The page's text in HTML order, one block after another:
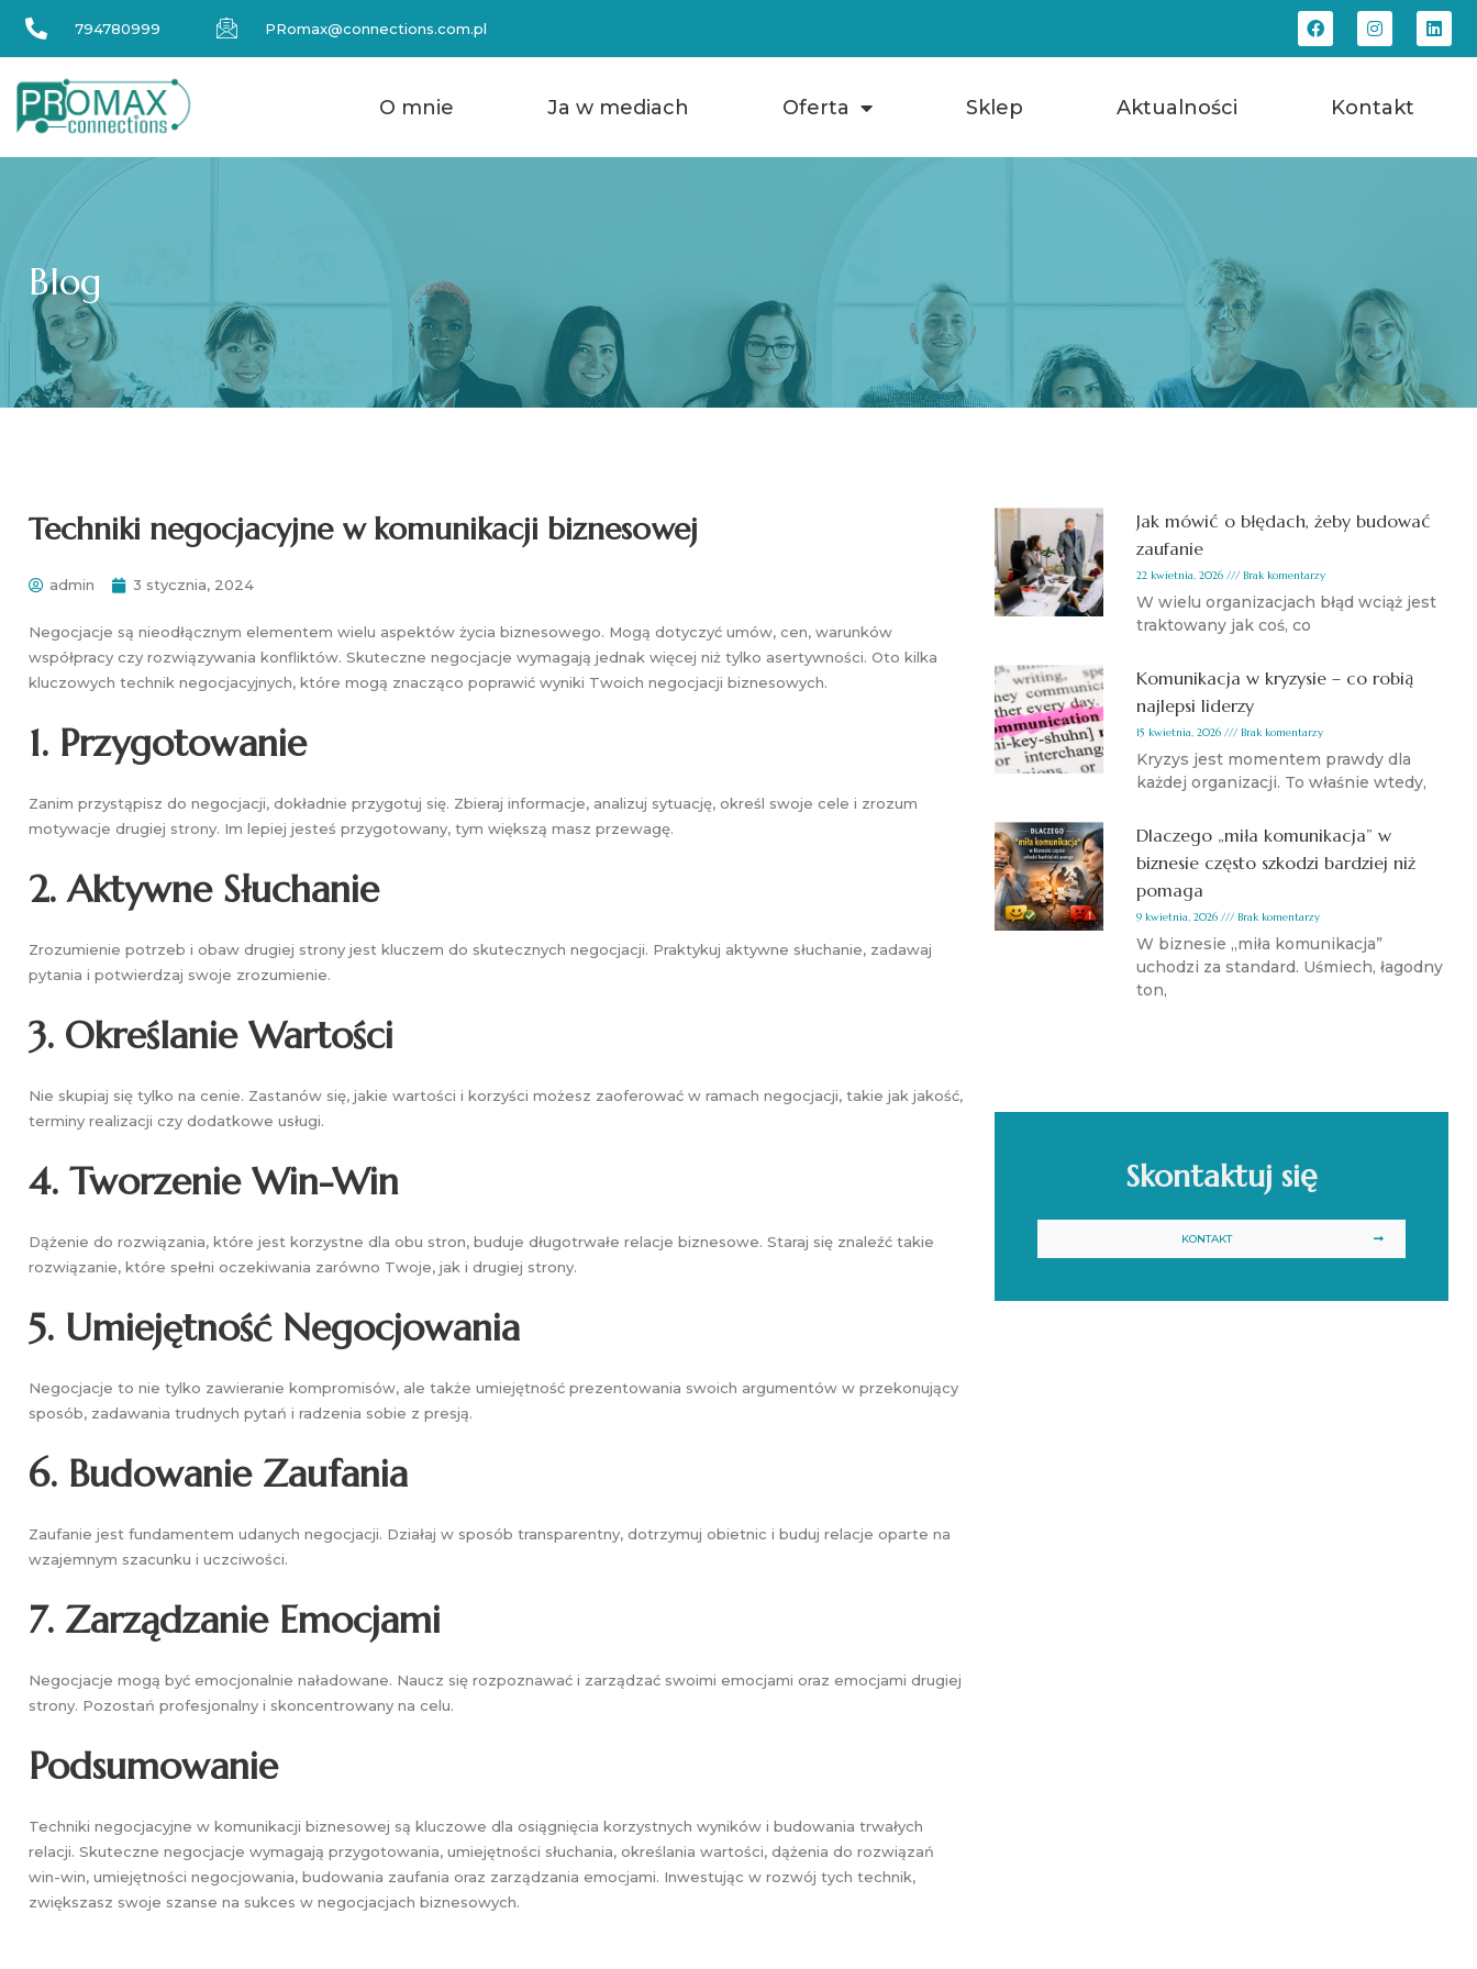
794780999 PRomax@connections.com.pl
O mnie Ja w mediach Oferta Sklep Aktualności Kontakt
Blog
Techniki negocjacyjne w komunikacji biznesowej
admin 3 stycznia, 2024
Negocjacje są nieodłącznym elementem wielu aspektów życia biznesowego. Mogą dotyczyć umów, cen, warunków
współpracy czy rozwiązywania konfliktów. Skuteczne negocjacje wymagają jednak więcej niż tylko asertywności. Oto kilka
kluczowych technik negocjacyjnych, które mogą znacząco poprawić wyniki Twoich negocjacji biznesowych.
1. Przygotowanie
Zanim przystąpisz do negocjacji, dokładnie przygotuj się. Zbieraj informacje, analizuj sytuację, określ swoje cele i zrozum
motywacje drugiej strony. Im lepiej jesteś przygotowany, tym większą masz przewagę.
2.Aktywne Słuchanie
Zrozumienie potrzeb i obaw drugiej strony jest kluczem do skutecznych negocjacji. Praktykuj aktywne słuchanie, zadawaj
pytania i potwierdzaj swoje zrozumienie.
3. Określanie Wartości
Nie skupiaj się tylko na cenie. Zastanów się, jakie wartości i korzyści możesz zaoferować w ramach negocjacji, takie jak jakość,
terminy realizacji czy dodatkowe usługi.
4. Tworzenie Win-Win
Dążenie do rozwiązania, które jest korzystne dla obu stron, buduje długotrwałe relacje biznesowe. Staraj się znaleźć takie
rozwiązanie, które spełni oczekiwania zarówno Twoje, jak i drugiej strony.
5. Umiejętność Negocjowania
Negocjacje to nie tylko zawieranie kompromisów, ale także umiejętność prezentowania swoich argumentów w przekonujący
sposób, zadawania trudnych pytań i radzenia sobie z presją.
6. Budowanie Zaufania
Zaufanie jest fundamentem udanych negocjacji. Działaj w sposób transparentny, dotrzymuj obietnic i buduj relacje oparte na
wzajemnym szacunku i uczciwości.
7. Zarządzanie Emocjami
Negocjacje mogą być emocjonalnie naładowane. Naucz się rozpoznawać i zarządzać swoimi emocjami oraz emocjami drugiej
strony. Pozostań profesjonalny i skoncentrowany na celu.
Podsumowanie
Techniki negocjacyjne w komunikacji biznesowej są kluczowe dla osiągnięcia korzystnych wyników i budowania trwałych
relacji. Skuteczne negocjacje wymagają przygotowania, umiejętności słuchania, określania wartości, dążenia do rozwiązań
win-win, umiejętności negocjowania, budowania zaufania oraz zarządzania emocjami. Inwestując w rozwój tych technik,
zwiększasz swoje szanse na sukces w negocjacjach biznesowych.
Jak mówić o błędach, żeby budować
zaufanie
22 kwietnia, 2026 Brak komentarzy
W wielu organizacjach błąd wciąż jest
traktowany jak coś, co
Komunikacja w kryzysie – co robią
najlepsi liderzy
15 kwietnia, 2026 Brak komentarzy
Kryzys jest momentem prawdy dla
każdej organizacji. To właśnie wtedy,
Dlaczego „miła komunikacja” w
biznesie często szkodzi bardziej niż
pomaga
9 kwietnia, 2026 Brak komentarzy
W biznesie „miła komunikacja”
uchodzi za standard. Uśmiech, łagodny
ton,
Skontaktuj się
KONTAKT